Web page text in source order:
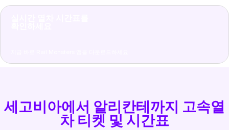
세고비아에서 알리칸테까지 고속열
차 티켓 및 시간표